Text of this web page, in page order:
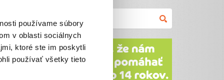
používame súbory
v oblasti sociálnych
ktoré ste im poskytli
používať všetky tieto